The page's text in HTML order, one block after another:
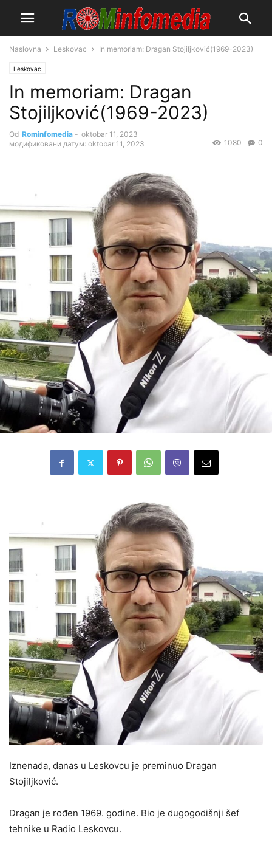
Naslovna Leskovac In memoriam: Dragan Stojiljković(1969-2023)
Leskovac
In memoriam: Dragan
Stojiljković(1969-2023)
Od Rominfomedia - oktobar 11, 2023
модификовани датум: oktobar 11, 2023
0
1080
Iznenada, danas u Leskovcu je preminuo Dragan
Stojiljković.
Dragan je rođen 1969. godine. Bio je dugogodišnji šef
tehnike u Radio Leskovcu.